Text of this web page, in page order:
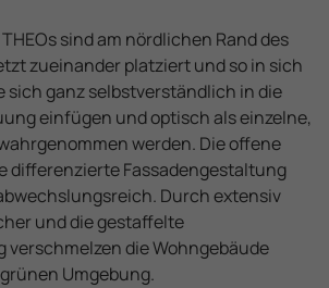
sind am nördlichen Rand des
zueinander platziert und so in sich
sich ganz selbstverständlich in die
einfügen und optisch als einzelne,
werden. Die offene
differenzierte Fassadengestaltung
Durch extensiv
und die gestaffelte
die Wohngebäude
Umgebung.